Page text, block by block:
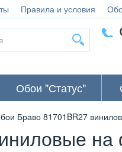
Правила и условия
Обои "Статус"
Браво 81701BR27
на